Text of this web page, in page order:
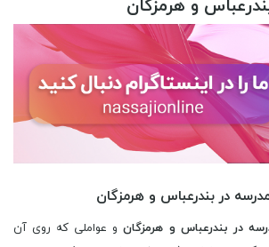
و هرمزگان
در بندرعباس و هرمزگان
در بندرعباس و هرمزگانو عواملی که روی آن